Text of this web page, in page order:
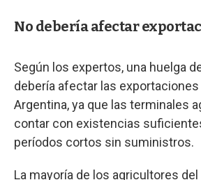
No debería afectar
Según los expertos, una huelga
debería afectar las
Argentina, ya que las terminales
contar con existencias
períodos cortos sin suministros.
La mayoría de los agricultores del